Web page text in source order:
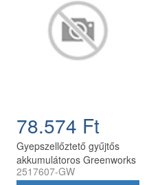
78.574 Ft
Gyepszellőztető gyűjtős
akkumulátoros Greenworks
GD40SC36 akku és töltő
2517607-GW